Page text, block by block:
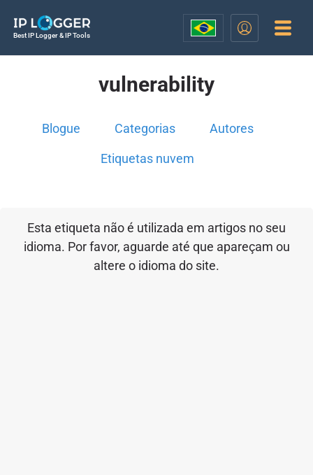
Best IP Logger & IP Tools
vulnerability
Blogue Categorias Autores
Etiquetas nuvem